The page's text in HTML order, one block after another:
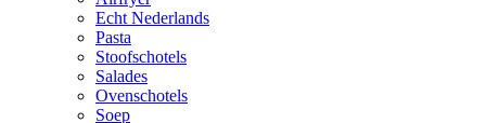
Echt Nederlands
Pasta
Stoofschotels
Salades
Ovenschotels
Soep